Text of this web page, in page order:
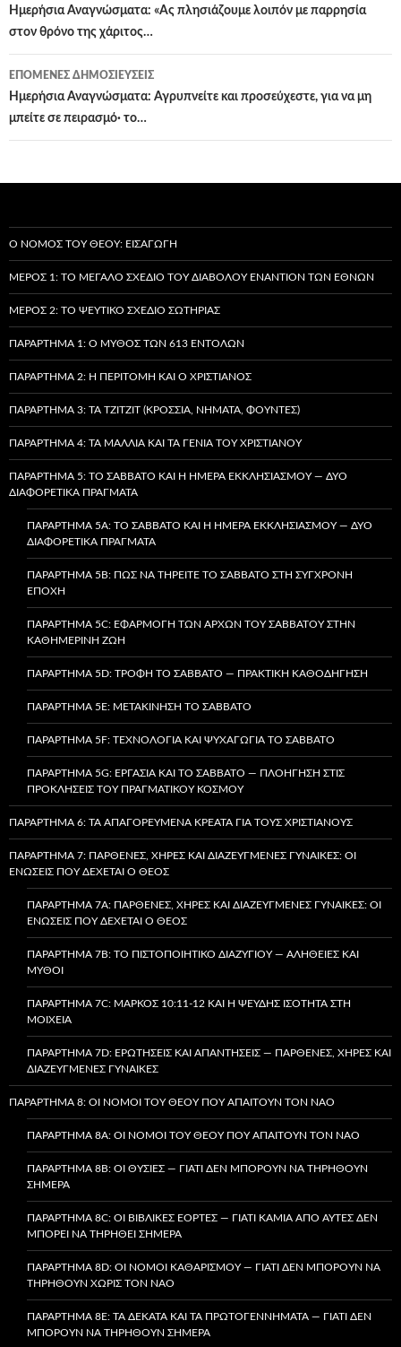
άρθρων
Ημερήσια Αναγνώσματα: «Ας πλησιάζουμε λοιπόν με παρρησία
στον θρόνο της χάριτος…
ΕΠΌΜΕΝΕΣ ΔΗΜΟΣΙΕΎΣΕΙΣ
Ημερήσια Αναγνώσματα: Αγρυπνείτε και προσεύχεστε, για να μη
μπείτε σε πειρασμό· το…
Ο ΝΌΜΟΣ ΤΟΥ ΘΕΟΎ: ΕΙΣΑΓΩΓΉ
ΜΈΡΟΣ 1: ΤΟ ΜΕΓΆΛΟ ΣΧΈΔΙΟ ΤΟΥ ΔΙΑΒΌΛΟΥ ΕΝΑΝΤΊΟΝ ΤΩΝ ΕΘΝΏΝ
ΜΈΡΟΣ 2: ΤΟ ΨΕΎΤΙΚΟ ΣΧΈΔΙΟ ΣΩΤΗΡΊΑΣ
ΠΑΡΆΡΤΗΜΑ 1: Ο ΜΎΘΟΣ ΤΩΝ 613 ΕΝΤΟΛΏΝ
ΠΑΡΆΡΤΗΜΑ 2: Η ΠΕΡΙΤΟΜΉ ΚΑΙ Ο ΧΡΙΣΤΙΑΝΌΣ
ΠΑΡΆΡΤΗΜΑ 3: ΤΑ TZITZIT (ΚΡΌΣΣΙΑ, ΝΉΜΑΤΑ, ΦΟΎΝΤΕΣ)
ΠΑΡΆΡΤΗΜΑ 4: ΤΑ ΜΑΛΛΙΆ ΚΑΙ ΤΑ ΓΈΝΙΑ ΤΟΥ ΧΡΙΣΤΙΑΝΟΎ
ΠΑΡΆΡΤΗΜΑ 5: ΤΟ ΣΆΒΒΑΤΟ ΚΑΙ Η ΗΜΈΡΑ ΕΚΚΛΗΣΙΑΣΜΟΎ — ΔΎΟ
ΔΙΑΦΟΡΕΤΙΚΆ ΠΡΆΓΜΑΤΑ
ΠΑΡΆΡΤΗΜΑ 5A: ΤΟ ΣΆΒΒΑΤΟ ΚΑΙ Η ΗΜΈΡΑ ΕΚΚΛΗΣΙΑΣΜΟΎ — ΔΎΟ
ΔΙΑΦΟΡΕΤΙΚΆ ΠΡΆΓΜΑΤΑ
ΠΑΡΆΡΤΗΜΑ 5B: ΠΏΣ ΝΑ ΤΗΡΕΊΤΕ ΤΟ ΣΆΒΒΑΤΟ ΣΤΗ ΣΎΓΧΡΟΝΗ
ΕΠΟΧΉ
ΠΑΡΆΡΤΗΜΑ 5C: ΕΦΑΡΜΟΓΉ ΤΩΝ ΑΡΧΏΝ ΤΟΥ ΣΑΒΒΆΤΟΥ ΣΤΗΝ
ΚΑΘΗΜΕΡΙΝΉ ΖΩΉ
ΠΑΡΆΡΤΗΜΑ 5D: ΤΡΟΦΉ ΤΟ ΣΆΒΒΑΤΟ — ΠΡΑΚΤΙΚΉ ΚΑΘΟΔΉΓΗΣΗ
ΠΑΡΆΡΤΗΜΑ 5E: ΜΕΤΑΚΊΝΗΣΗ ΤΟ ΣΆΒΒΑΤΟ
ΠΑΡΆΡΤΗΜΑ 5F: ΤΕΧΝΟΛΟΓΊΑ ΚΑΙ ΨΥΧΑΓΩΓΊΑ ΤΟ ΣΆΒΒΑΤΟ
ΠΑΡΆΡΤΗΜΑ 5G: ΕΡΓΑΣΊΑ ΚΑΙ ΤΟ ΣΆΒΒΑΤΟ — ΠΛΟΉΓΗΣΗ ΣΤΙΣ
ΠΡΟΚΛΉΣΕΙΣ ΤΟΥ ΠΡΑΓΜΑΤΙΚΟΎ ΚΌΣΜΟΥ
ΠΑΡΆΡΤΗΜΑ 6: ΤΑ ΑΠΑΓΟΡΕΥΜΈΝΑ ΚΡΈΑΤΑ ΓΙΑ ΤΟΥΣ ΧΡΙΣΤΙΑΝΟΎΣ
ΠΑΡΆΡΤΗΜΑ 7: ΠΑΡΘΈΝΕΣ, ΧΉΡΕΣ ΚΑΙ ΔΙΑΖΕΥΓΜΈΝΕΣ ΓΥΝΑΊΚΕΣ: ΟΙ
ΕΝΏΣΕΙΣ ΠΟΥ ΔΈΧΕΤΑΙ Ο ΘΕΌΣ
ΠΑΡΆΡΤΗΜΑ 7A: ΠΑΡΘΈΝΕΣ, ΧΉΡΕΣ ΚΑΙ ΔΙΑΖΕΥΓΜΈΝΕΣ ΓΥΝΑΊΚΕΣ: ΟΙ
ΕΝΏΣΕΙΣ ΠΟΥ ΔΈΧΕΤΑΙ Ο ΘΕΌΣ
ΠΑΡΆΡΤΗΜΑ 7B: ΤΟ ΠΙΣΤΟΠΟΙΗΤΙΚΌ ΔΙΑΖΥΓΊΟΥ — ΑΛΉΘΕΙΕΣ ΚΑΙ
ΜΎΘΟΙ
ΠΑΡΆΡΤΗΜΑ 7C: ΜΆΡΚΟΣ 10:11-12 ΚΑΙ Η ΨΕΥΔΉΣ ΙΣΌΤΗΤΑ ΣΤΗ
ΜΟΙΧΕΊΑ
ΠΑΡΆΡΤΗΜΑ 7D: ΕΡΩΤΉΣΕΙΣ ΚΑΙ ΑΠΑΝΤΉΣΕΙΣ — ΠΑΡΘΈΝΕΣ, ΧΉΡΕΣ ΚΑΙ
ΔΙΑΖΕΥΓΜΈΝΕΣ ΓΥΝΑΊΚΕΣ
ΠΑΡΆΡΤΗΜΑ 8: ΟΙ ΝΌΜΟΙ ΤΟΥ ΘΕΟΎ ΠΟΥ ΑΠΑΙΤΟΎΝ ΤΟΝ ΝΑΌ
ΠΑΡΆΡΤΗΜΑ 8A: ΟΙ ΝΌΜΟΙ ΤΟΥ ΘΕΟΎ ΠΟΥ ΑΠΑΙΤΟΎΝ ΤΟΝ ΝΑΌ
ΠΑΡΆΡΤΗΜΑ 8B: ΟΙ ΘΥΣΊΕΣ — ΓΙΑΤΊ ΔΕΝ ΜΠΟΡΟΎΝ ΝΑ ΤΗΡΗΘΟΎΝ
ΣΉΜΕΡΑ
ΠΑΡΆΡΤΗΜΑ 8C: ΟΙ ΒΙΒΛΙΚΈΣ ΕΟΡΤΈΣ — ΓΙΑΤΊ ΚΑΜΊΑ ΑΠΌ ΑΥΤΈΣ ΔΕΝ
ΜΠΟΡΕΊ ΝΑ ΤΗΡΗΘΕΊ ΣΉΜΕΡΑ
ΠΑΡΆΡΤΗΜΑ 8D: ΟΙ ΝΌΜΟΙ ΚΑΘΑΡΙΣΜΟΎ — ΓΙΑΤΊ ΔΕΝ ΜΠΟΡΟΎΝ ΝΑ
ΤΗΡΗΘΟΎΝ ΧΩΡΊΣ ΤΟΝ ΝΑΌ
ΠΑΡΆΡΤΗΜΑ 8E: ΤΑ ΔΈΚΑΤΑ ΚΑΙ ΤΑ ΠΡΩΤΟΓΕΝΝΉΜΑΤΑ — ΓΙΑΤΊ ΔΕΝ
ΜΠΟΡΟΎΝ ΝΑ ΤΗΡΗΘΟΎΝ ΣΉΜΕΡΑ